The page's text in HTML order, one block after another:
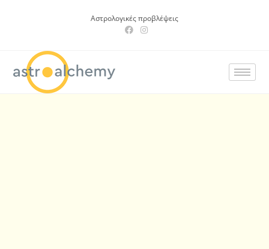
Αστρολογικές προβλέψεις